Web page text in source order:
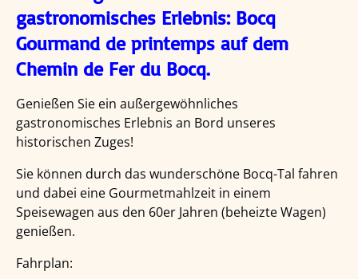
gastronomisches Erlebnis: Bocq
Gourmand de printemps auf dem
Chemin de Fer du Bocq.
Genießen Sie ein außergewöhnliches
gastronomisches Erlebnis an Bord unseres
historischen Zuges!
Sie können durch das wunderschöne Bocq-Tal fahren
und dabei eine Gourmetmahlzeit in einem
Speisewagen aus den 60er Jahren (beheizte Wagen)
genießen.
Fahrplan: